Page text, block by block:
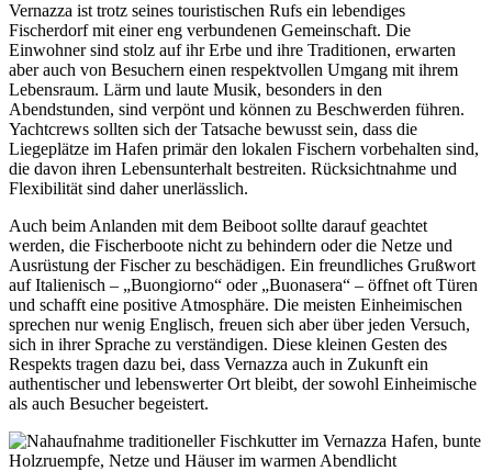
Vernazza ist trotz seines touristischen Rufs ein lebendiges
Fischerdorf mit einer eng verbundenen Gemeinschaft. Die
Einwohner sind stolz auf ihr Erbe und ihre Traditionen, erwarten
aber auch von Besuchern einen respektvollen Umgang mit ihrem
Lebensraum. Lärm und laute Musik, besonders in den
Abendstunden, sind verpönt und können zu Beschwerden führen.
Yachtcrews sollten sich der Tatsache bewusst sein, dass die
Liegeplätze im Hafen primär den lokalen Fischern vorbehalten sind,
die davon ihren Lebensunterhalt bestreiten. Rücksichtnahme und
Flexibilität sind daher unerlässlich.
Auch beim Anlanden mit dem Beiboot sollte darauf geachtet
werden, die Fischerboote nicht zu behindern oder die Netze und
Ausrüstung der Fischer zu beschädigen. Ein freundliches Grußwort
auf Italienisch – „Buongiorno“ oder „Buonasera“ – öffnet oft Türen
und schafft eine positive Atmosphäre. Die meisten Einheimischen
sprechen nur wenig Englisch, freuen sich aber über jeden Versuch,
sich in ihrer Sprache zu verständigen. Diese kleinen Gesten des
Respekts tragen dazu bei, dass Vernazza auch in Zukunft ein
authentischer und lebenswerter Ort bleibt, der sowohl Einheimische
als auch Besucher begeistert.